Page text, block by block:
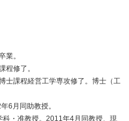
業。
程修了。
士課程経営工学専攻修了。博士（工
6月同助教授。
・准教授。2011年4月同教授、現